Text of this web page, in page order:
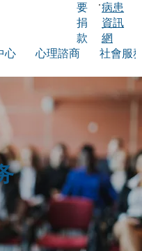
心 心理諮商 社會服
要
捐
款
病患
資訊
網